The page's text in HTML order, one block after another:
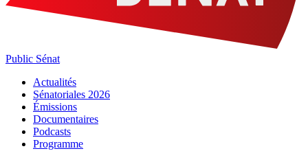
Public Sénat
Actualités
Sénatoriales 2026
Émissions
Documentaires
Podcasts
Programme